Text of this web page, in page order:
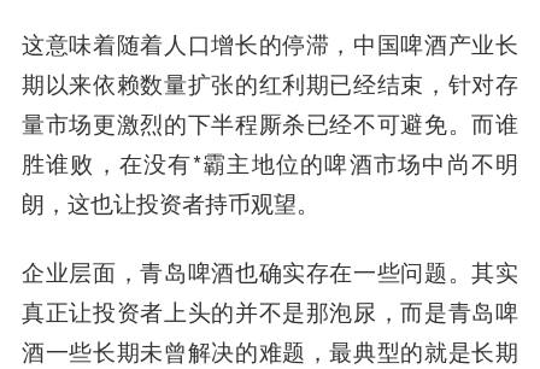
这意味着随着人口增长的停滞，中国啤酒产业长
期以来依赖数量扩张的红利期已经结束，针对存
量市场更激烈的下半程厮杀已经不可避免。而谁
胜谁败，在没有*霸主地位的啤酒市场中尚不明
朗，这也让投资者持币观望。
企业层面，青岛啤酒也确实存在一些问题。其实
真正让投资者上头的并不是那泡尿，而是青岛啤
酒一些长期未曾解决的难题，最典型的就是长期